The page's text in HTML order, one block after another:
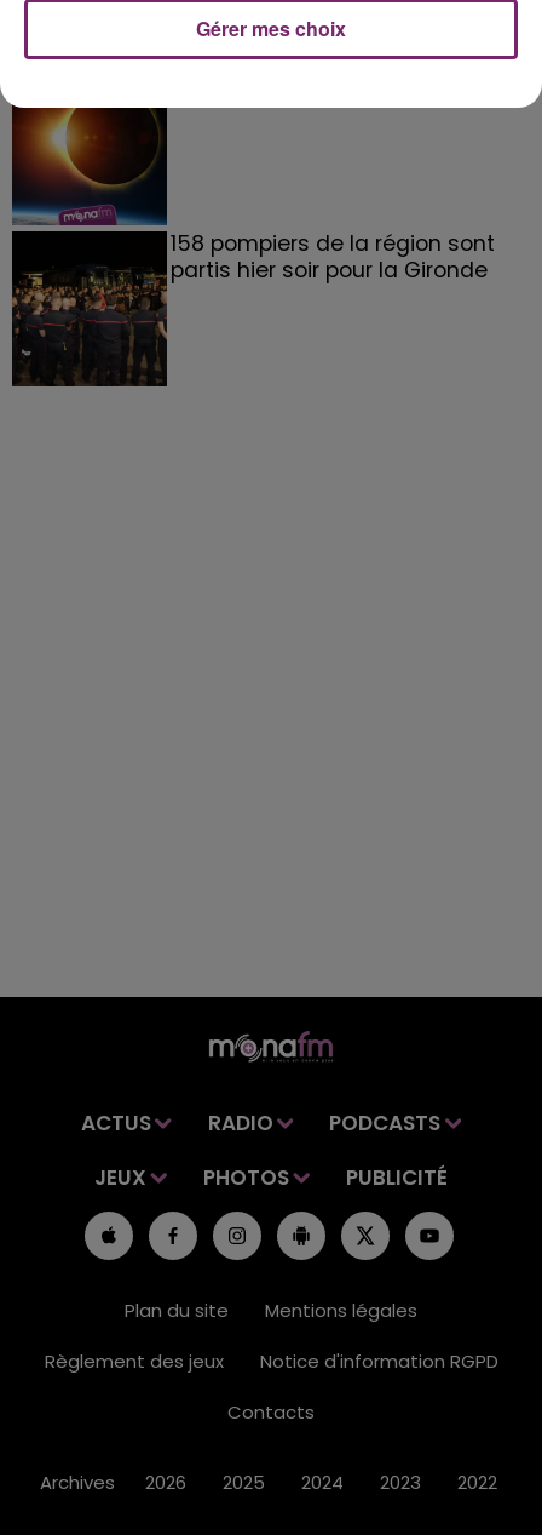
158 pompiers de la région sont
partis hier soir pour la Gironde
ACTUS RADIO
PODCASTS
JEUX
PHOTOS PUBLICITÉ
Plan du site
Mentions légales
Règlement des jeux
Notice d'information RGPD
Contacts
Archives 2026 2025 2024 2023 2022
Gérer mes choix